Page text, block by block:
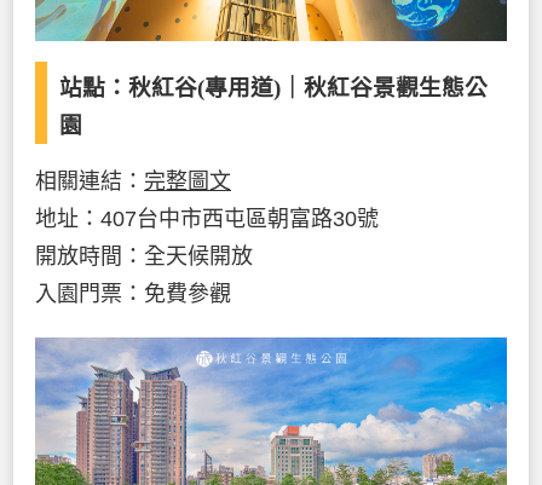
站點：秋紅谷(專用道)｜秋紅谷景觀生態公
園
相關連結： 完整圖文
地址：407台中市西屯區朝富路30號
開放時間：全天候開放
入園門票：免費參觀